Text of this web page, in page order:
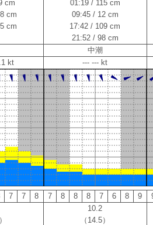
cm
cm
cm
01:19 / 115 cm
09:45 / 12 cm
17:42 / 109 cm
21:52 / 98 cm
中潮
kt --- --- kt
7 7 8 7 8 8 8 7 6 8 9
10.2
（14.5）